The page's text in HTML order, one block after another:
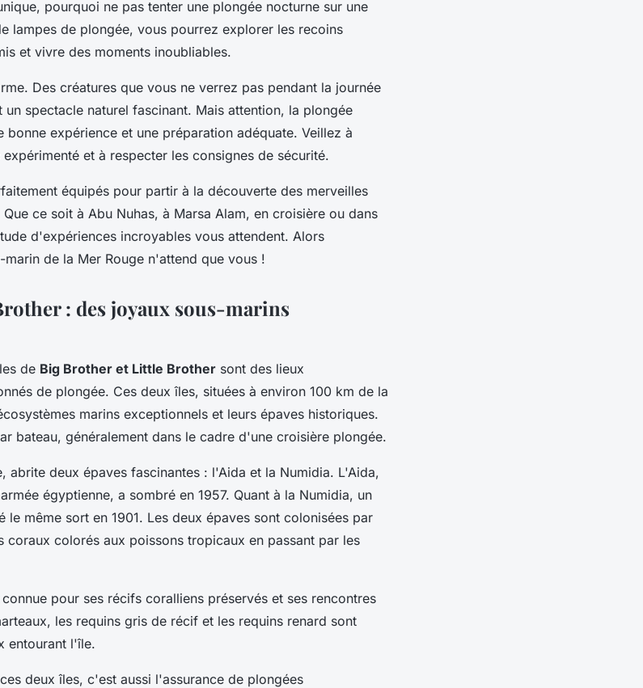
pourquoi ne pas tenter une plongée nocturne sur une
lampes de plongée, vous pourrez explorer les recoins
et vivre des moments inoubliables.
Des créatures que vous ne verrez pas pendant la journée
spectacle naturel fascinant. Mais attention, la plongée
bonne expérience et une préparation adéquate. Veillez à
et à respecter les consignes de sécurité.
équipés pour partir à la découverte des merveilles
ce soit à Abu Nuhas, à Marsa Alam, en croisière ou dans
d'expériences incroyables vous attendent. Alors
de la Mer Rouge n'attend que vous !
: des joyaux sous-marins
de Big Brother et Little Brother sont des lieux
de plongée. Ces deux îles, situées à environ 100 km de la
marins exceptionnels et leurs épaves historiques.
bateau, généralement dans le cadre d'une croisière plongée.
abrite deux épaves fascinantes : l'Aida et la Numidia. L'Aida,
égyptienne, a sombré en 1957. Quant à la Numidia, un
même sort en 1901. Les deux épaves sont colonisées par
coraux colorés aux poissons tropicaux en passant par les
pour ses récifs coralliens préservés et ses rencontres
les requins gris de récif et les requins renard sont
entourant l'île.
deux îles, c'est aussi l'assurance de plongées